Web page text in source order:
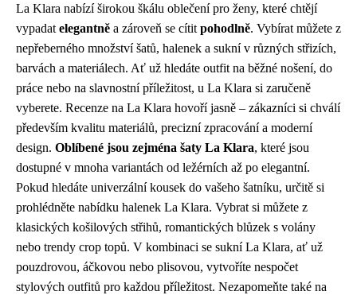
La Klara nabízí širokou škálu oblečení pro ženy, které chtějí
vypadat elegantně a zároveň se cítit pohodlně. Vybírat můžete z
nepřeberného množství šatů, halenek a sukní v různých střizích,
barvách a materiálech. Ať už hledáte outfit na běžné nošení, do
práce nebo na slavnostní příležitost, u La Klara si zaručeně
vyberete. Recenze na La Klara hovoří jasně – zákazníci si chválí
především kvalitu materiálů, precizní zpracování a moderní
design. Oblíbené jsou zejména šaty La Klara, které jsou
dostupné v mnoha variantách od ležérních až po elegantní.
Pokud hledáte univerzální kousek do vašeho šatníku, určitě si
prohlédněte nabídku halenek La Klara. Vybrat si můžete z
klasických košilových střihů, romantických blůzek s volány
nebo trendy crop topů. V kombinaci se sukní La Klara, ať už
pouzdrovou, áčkovou nebo plisovou, vytvoříte nespočet
stylových outfitů pro každou příležitost. Nezapomeňte také na